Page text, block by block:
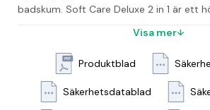
badskum. Soft Care Deluxe 2 in 1 är ett
wellnessanläggningar. Miljöcertifierad
biologiskt nedbrytbar och 100% fri från
behaglig könsneutral parfym, tilltalar
- pH-värde: 5 - Lukt: Parfymerad -
Visa mer
Produktblad
Säkerhetsdatablad